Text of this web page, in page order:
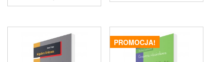
PROMOCJA!